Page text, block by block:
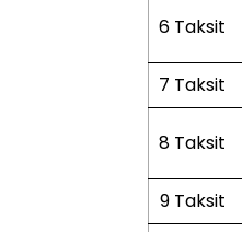
6 Taksit
7 Taksit
8 Taksit
9 Taksit